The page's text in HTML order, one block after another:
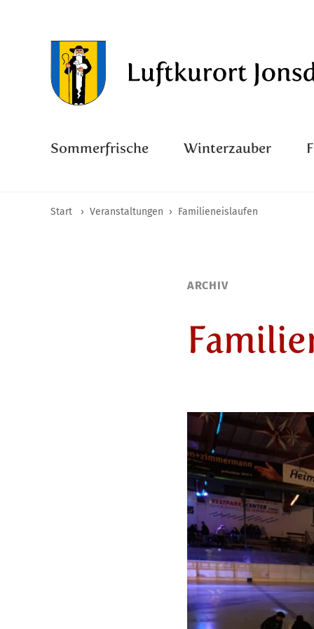
Sommerfrische Winterzauber
Start › Veranstaltungen › Familieneislaufen
ARCHIV